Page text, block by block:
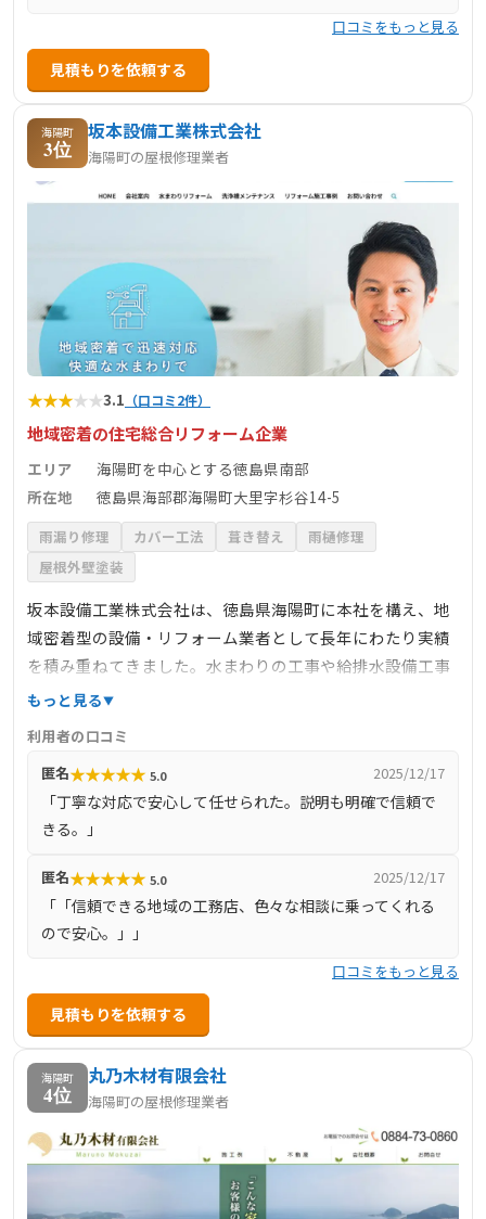
口コミをもっと見る
見積もりを依頼する
海陽町
3位
坂本設備工業株式会社
海陽町の屋根修理業者
★★★★★3.1 （口コミ2件）
地域密着の住宅総合リフォーム企業
エリア
海陽町を中心とする徳島県南部
所在地
徳島県海部郡海陽町大里字杉谷14-5
雨漏り修理 カバー工法 葺き替え
雨樋修理
屋根外壁塗装
坂本設備工業株式会社は、徳島県海陽町に本社を構え、地
域密着型の設備・リフォーム業者として長年にわたり実績
を積み重ねてきました。水まわりの工事や給排水設備工事
のほか、屋根修理や雨樋の交換といった外装工事にも対応
実績があります。現地調査や見積もりも無料で対応してお
り、地元住民から信頼される施工力と、アフターフォロー
の体制にも定評があります。
もっと見る
利用者の口コミ
匿名★★★★★ 5.0 2025/12/17
「丁寧な対応で安心して任せられた。説明も明確で信頼で
きる。」
匿名★★★★★ 5.0 2025/12/17
「「信頼できる地域の工務店、色々な相談に乗ってくれる
ので安心。」」
口コミをもっと見る
見積もりを依頼する
海陽町
4位
丸乃木材有限会社
海陽町の屋根修理業者